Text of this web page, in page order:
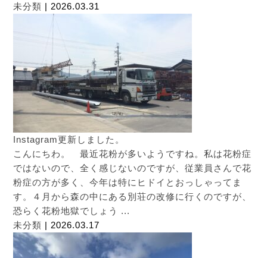
未分類 | 2026.03.31
Instagram更新しました。
こんにちわ。 最近花粉が多いようですね。私は花粉症
ではないので、全く感じないのですが、従業員さんで花
粉症の方が多く、今年は特にヒドイとおっしゃってま
す。４月から森の中にある別荘の改修に行くのですが、
恐らく花粉地獄でしょう ...
未分類 | 2026.03.17